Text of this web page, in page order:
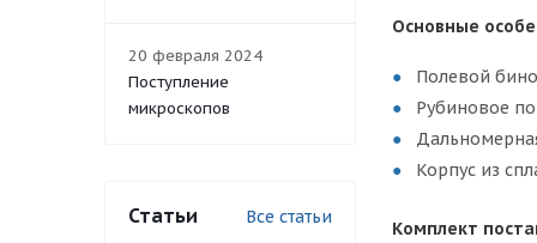
Основные
Полевой
Рубиновое
Корпус из
Комплект
20 февраля 2024
Поступление
микроскопов
Статьи Все статьи